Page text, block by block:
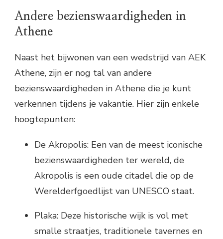
Andere bezienswaardigheden in
Athene
Naast het bijwonen van een wedstrijd van AEK
Athene, zijn er nog tal van andere
bezienswaardigheden in Athene die je kunt
verkennen tijdens je vakantie. Hier zijn enkele
hoogtepunten:
De Akropolis: Een van de meest iconische
bezienswaardigheden ter wereld, de
Akropolis is een oude citadel die op de
Werelderfgoedlijst van UNESCO staat.
Plaka: Deze historische wijk is vol met
smalle straatjes, traditionele tavernes en